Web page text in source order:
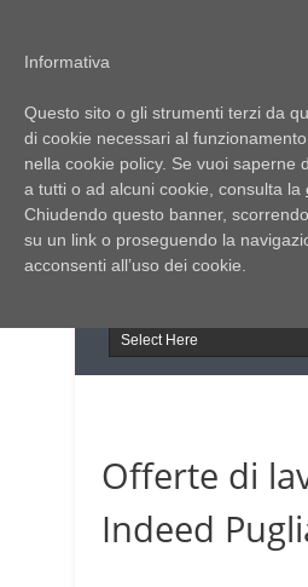
Italia Notizie
Giornale di Basilicata
Giornale di Puglia
Il portale n.1 del
in Puglia
Offerte di
Indeed
Informativa
Questo sito o gli strumenti terzi da
di cookie necessari al
nella cookie policy. Se vuoi saperne
a tutti o ad alcuni cookie, consulta la
Chiudendo questo banner,
su un link o proseguendo la
acconsenti all’uso dei cookie.